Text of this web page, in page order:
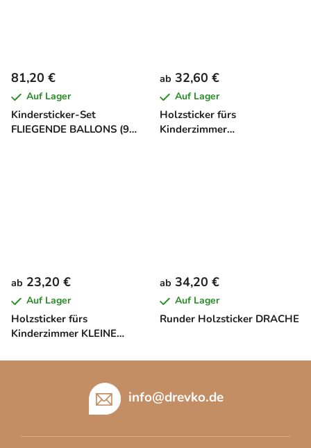
Kindersticker-Set
FLIEGENDE BALLONS (9
81,20 €
Auf Lager
Holzsticker fürs
Kinderzimmer
ab 32,60 €
Auf Lager
Holzsticker fürs
Kinderzimmer KLEINE
ab 23,20 €
Auf Lager
Runder Holzsticker DRACHE
ab 34,20 €
Auf Lager
info@drevko.de